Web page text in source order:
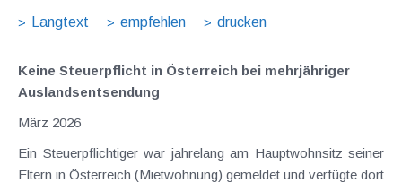
Langtext
empfehlen drucken
Keine Steuerpflicht in Österreich bei mehrjähriger
Auslandsentsendung
März 2026
Ein Steuerpflichtiger war jahrelang am Hauptwohnsitz seiner
Eltern in Österreich (Mietwohnung) gemeldet und verfügte dort